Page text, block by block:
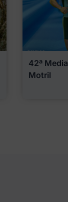
42ª
Motril